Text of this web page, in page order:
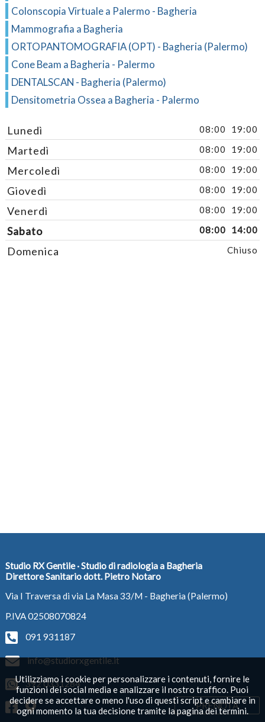
Colonscopia Virtuale a Palermo - Bagheria
Mammografia a Bagheria
ORTOPANTOMOGRAFIA (OPT) - Bagheria (Palermo)
Cone Beam a Bagheria - Palermo
DENTALSCAN - Bagheria (Palermo)
Densitometria Ossea a Bagheria - Palermo
Lunedì 08:00 19:00
Martedì 08:00 19:00
Mercoledì 08:00 19:00
Giovedì 08:00 19:00
Venerdì 08:00 19:00
Sabato 08:00 14:00
Domenica Chiuso
Studio RX Gentile · Studio di radiologia a Bagheria
Direttore Sanitario dott. Pietro Notaro
Via I Traversa di via La Masa 33/M - Bagheria (Palermo)
P.IVA 02508070824
091 931187
info@studiorxgentile.it
392 0331284
PRENOTA
Utilizziamo i cookie per personalizzare i contenuti, fornire le
funzioni dei social media e analizzare il nostro traffico. Puoi
decidere se accettare o meno l'uso di questi script e cambiare in
ogni momento la tua decisione tramite la pagina dei termini.